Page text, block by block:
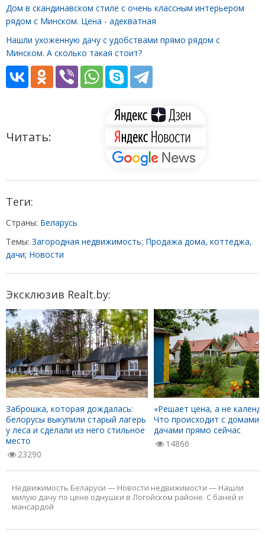
Дом в скандинавском стиле с очень классным интерьером
рядом с Минском. Цена - адекватная
Нашли ухоженную дачу с удобствами прямо рядом с
Минском. А сколько такая стоит?
Читать:
Теги:
Страны: Беларусь
Темы: Загородная недвижимость; Продажа дома, коттеджа,
дачи; Новости
Эксклюзив Realt.by:
Заброшка, которая дождалась:
белорусы выкупили старый лагерь
у леса и сделали из него стильное
место
23290
«Решает цена, а не
Что происходит с домами
дачами прямо сейчас
14866
Недвижимость Беларуси — Новости недвижимости — Нашли
милую дачу по цене однушки в Логойском районе. С баней и
мансардой